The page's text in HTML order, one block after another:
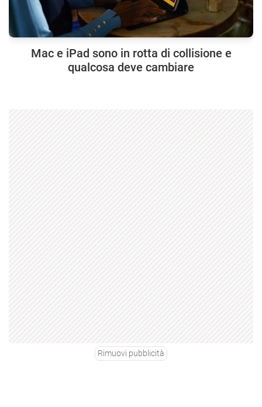
Mac e iPad sono in rotta di collisione e
qualcosa deve cambiare
Rimuovi pubblicità